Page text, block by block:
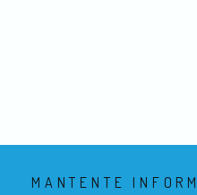
MANTENTE